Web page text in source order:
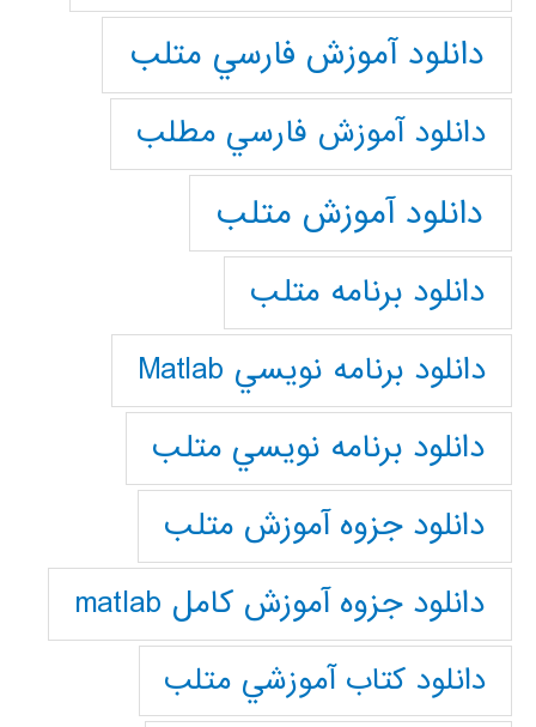
دانلود آموزش فارسي متلب
دانلود آموزش فارسي مطلب
دانلود آموزش متلب
دانلود برنامه متلب
دانلود برنامه نويسي Matlab
دانلود برنامه نويسي متلب
دانلود جزوه آموزش متلب
دانلود جزوه آموزش کامل matlab
دانلود كتاب آموزشي متلب